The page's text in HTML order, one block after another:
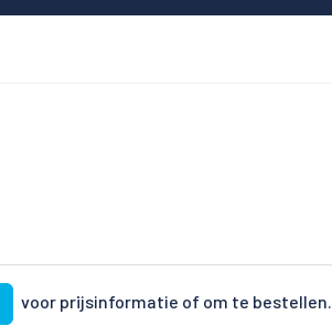
voor prijsinformatie of om te bestellen.